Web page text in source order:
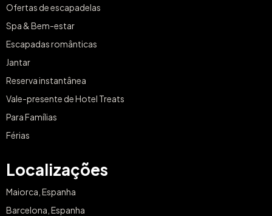
Ofertas de escapadelas
Spa & Bem-estar
Escapadas românticas
Jantar
Reserva instantânea
Vale-presente de Hotel Treats
Para Famílias
Férias
Localizações
Maiorca, Espanha
Barcelona, Espanha